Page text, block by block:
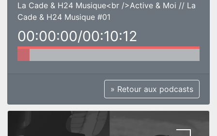
La Cade & H24 Musique<br />Active & Moi // La
Cade & H24 Musique #01
00:00:00/00:10:12
» Retour aux podcasts